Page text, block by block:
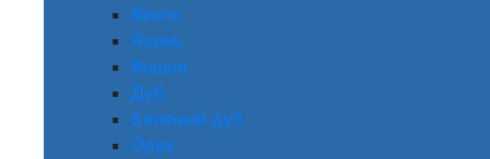
Венге
Ясень
Вишня
Дуб
Беленый дуб
Орех